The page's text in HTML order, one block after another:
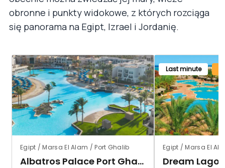
obronne i punkty widokowe, z których rozciąga
się panorama na Egipt, Izrael i Jordanię.
Egipt / Marsa El Alam / Port Ghalib
Albatros Palace Port Ghalib (ex. Red Sea The Palace)
Last minute
Egipt / Marsa El